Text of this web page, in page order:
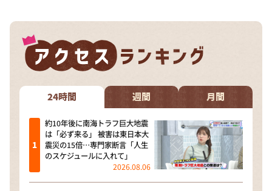
24時間 週間 月間
約10年後に南海トラフ巨大地震
は「必ず来る」 被害は東日本大
震災の15倍…専門家断言「人生
のスケジュールに入れて」
2026.08.06